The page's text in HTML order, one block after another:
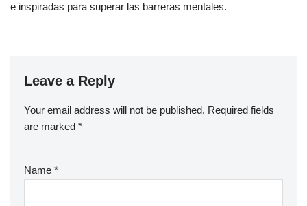
e inspiradas para superar las barreras mentales.
Leave a Reply
Your email address will not be published. Required fields
are marked *
Name *